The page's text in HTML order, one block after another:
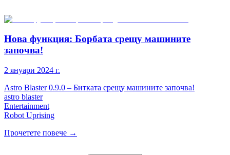
Нова функция: Борбата срещу машините
започва!
2 януари 2024 г.
Astro Blaster 0.9.0 – Битката срещу машините започва!
astro blaster
Entertainment
Robot Uprising​
Прочетете повече →